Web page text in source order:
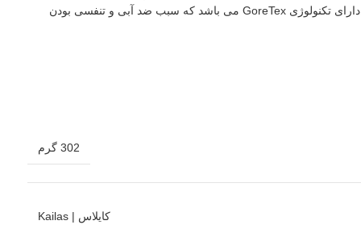
به گرم تر شدن دستکش کمک می کند، عایق آن از الیاف Primaloft با کیفیت می باشد که سبب خاصیت گرامایشی بالای این دستکش می شود، این دستکش دارای تکنولوژی GoreTex می باشد که سبب ضد آبی و تنفسی بودن
302 گرم
کایلاس | Kailas